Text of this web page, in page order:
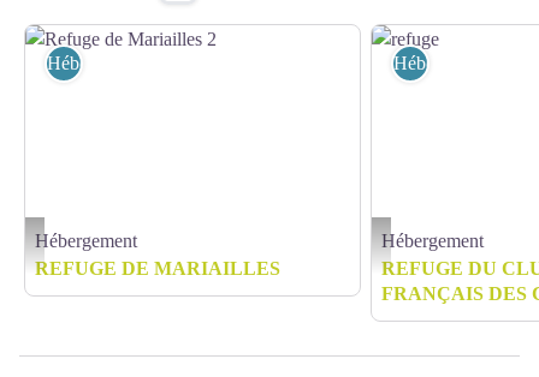
Refuge de Mariailles 2 - Refuge de Mariailles
Hébergement
Hébergement
REFUGE DE MARIAILLES
refuge - ©T.DULAC
Hébergement
Hébergement
REFUGE DU
FRANÇAIS DES